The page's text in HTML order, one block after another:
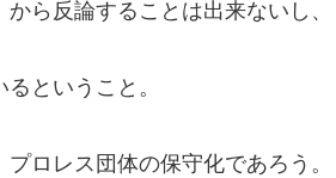
ら反論することは出来ないし、
ということ。
ロレス団体の保守化であろう。